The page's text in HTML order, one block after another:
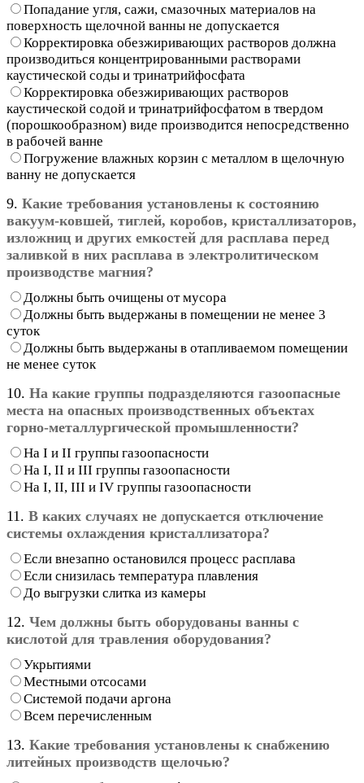
Попадание угля, сажи, смазочных материалов на
поверхность щелочной ванны не допускается
Корректировка обезжиривающих растворов должна
производиться концентрированными растворами
каустической соды и тринатрийфосфата
Корректировка обезжиривающих растворов
каустической содой и тринатрийфосфатом в твердом
(порошкообразном) виде производится непосредственно
в рабочей ванне
Погружение влажных корзин с металлом в щелочную
ванну не допускается
9. Какие требования установлены к состоянию
вакуум-ковшей, тиглей, коробов, кристаллизаторов,
изложниц и других емкостей для расплава перед
заливкой в них расплава в электролитическом
производстве магния?
Должны быть очищены от мусора
Должны быть выдержаны в помещении не менее 3
суток
Должны быть выдержаны в отапливаемом помещении
не менее суток
10. На какие группы подразделяются газоопасные
места на опасных производственных объектах
горно-металлургической промышленности?
На I и II группы газоопасности
На I, II и III группы газоопасности
На I, II, III и IV группы газоопасности
11. В каких случаях не допускается отключение
системы охлаждения кристаллизатора?
Если внезапно остановился процесс расплава
Если снизилась температура плавления
До выгрузки слитка из камеры
12. Чем должны быть оборудованы ванны с
кислотой для травления оборудования?
Укрытиями
Местными отсосами
Системой подачи аргона
Всем перечисленным
13. Какие требования установлены к снабжению
литейных производств щелочью?